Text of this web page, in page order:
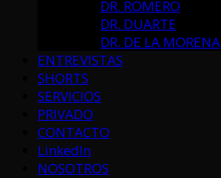
DR. ROMERO
DR. DUARTE
DR. DE LA MORENA
ENTREVISTAS
SHORTS
SERVICIOS
PRIVADO
CONTACTO
LinkedIn
NOSOTROS